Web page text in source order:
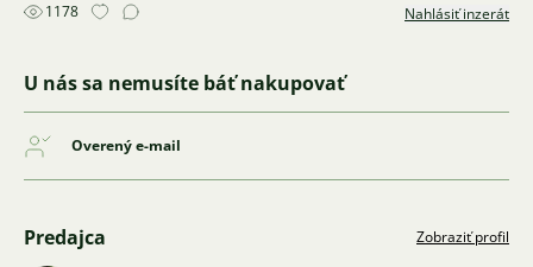
1178 Nahlásiť inzerát
U nás sa nemusíte báť nakupovať
Overený e-mail
Predajca Zobraziť profil